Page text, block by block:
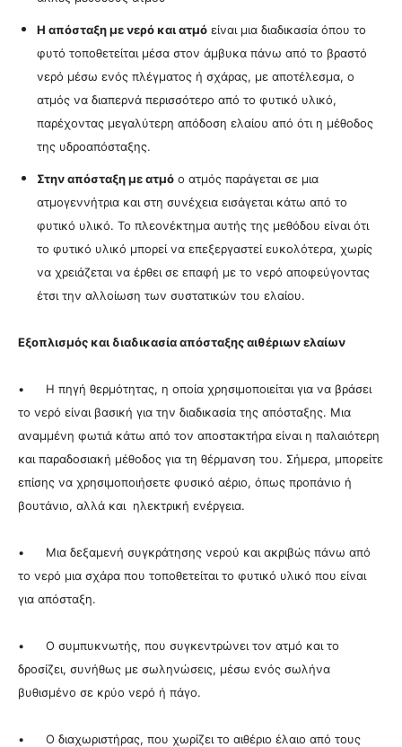
Η απόσταξη με νερό και ατμό είναι μια διαδικασία όπου το
φυτό τοποθετείται μέσα στον άμβυκα πάνω από το βραστό
νερό μέσω ενός πλέγματος ή σχάρας, με αποτέλεσμα, ο
ατμός να διαπερνά περισσότερο από το φυτικό υλικό,
παρέχοντας μεγαλύτερη απόδοση ελαίου από ότι η μέθοδος
της υδροαπόσταξης.
Στην απόσταξη με ατμό ο ατμός παράγεται σε μια
ατμογεννήτρια και στη συνέχεια εισάγεται κάτω από το
φυτικό υλικό. Το πλεονέκτημα αυτής της μεθόδου είναι ότι
το φυτικό υλικό μπορεί να επεξεργαστεί ευκολότερα, χωρίς
να χρειάζεται να έρθει σε επαφή με το νερό αποφεύγοντας
έτσι την αλλοίωση των συστατικών του ελαίου.
Εξοπλισμός και διαδικασία απόσταξης αιθέριων ελαίων
• Η πηγή θερμότητας, η οποία χρησιμοποιείται για να βράσει
το νερό είναι βασική για την διαδικασία της απόσταξης. Μια
αναμμένη φωτιά κάτω από τον αποστακτήρα είναι η παλαιότερη
και παραδοσιακή μέθοδος για τη θέρμανση του. Σήμερα, μπορείτε
επίσης να χρησιμοποιήσετε φυσικό αέριο, όπως προπάνιο ή
βουτάνιο, αλλά και ηλεκτρική ενέργεια.
• Μια δεξαμενή συγκράτησης νερού και ακριβώς πάνω από
το νερό μια σχάρα που τοποθετείται το φυτικό υλικό που είναι
για απόσταξη.
• Ο συμπυκνωτής, που συγκεντρώνει τον ατμό και το
δροσίζει, συνήθως με σωληνώσεις, μέσω ενός σωλήνα
βυθισμένο σε κρύο νερό ή πάγο.
• Ο διαχωριστήρας, που χωρίζει το αιθέριο έλαιο από τους